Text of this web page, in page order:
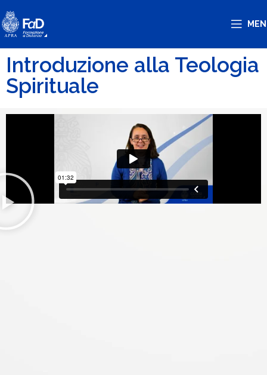
Introduzione alla Teologia
Spirituale